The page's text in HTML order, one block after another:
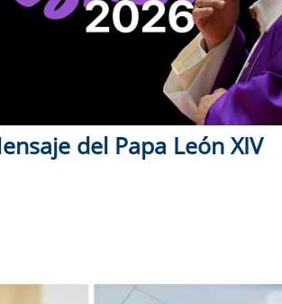
del Papa León XIV